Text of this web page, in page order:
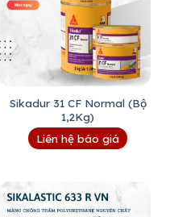
Sikadur 31 CF Normal (Bộ
1,2Kg)
Liên hệ báo giá